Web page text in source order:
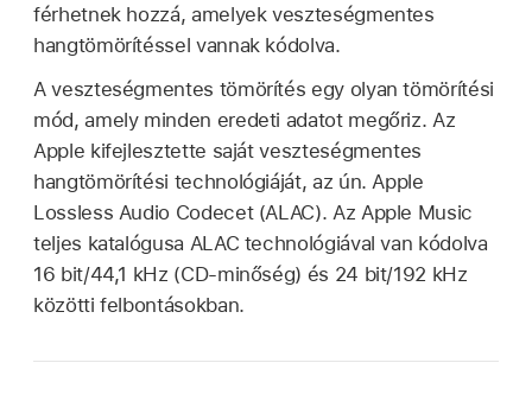
férhetnek hozzá, amelyek veszteségmentes
hangtömörítéssel vannak kódolva.
A veszteségmentes tömörítés egy olyan tömörítési
mód, amely minden eredeti adatot megőriz. Az
Apple kifejlesztette saját veszteségmentes
hangtömörítési technológiáját, az ún. Apple
Lossless Audio Codecet (ALAC). Az Apple Music
teljes katalógusa ALAC technológiával van kódolva
16 bit/44,1 kHz (CD-minőség) és 24 bit/192 kHz
közötti felbontásokban.